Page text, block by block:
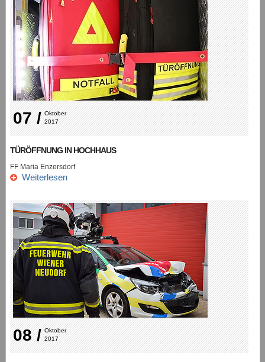
07 / Oktober
2017
TÜRÖFFNUNG IN HOCHHAUS
FF Maria Enzersdorf
Weiterlesen
08 / Oktober
2017